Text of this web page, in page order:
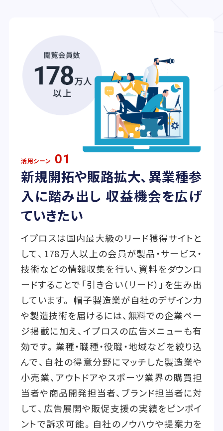
活用シーン 01
新規開拓や販路拡大、異業種参
入に踏み出し 収益機会を広げ
ていきたい
イプロスは国内最大級のリード獲得サイトと
して、178万人以上の会員が製品・サービス・
技術などの情報収集を行い、資料をダウンロ
ードすることで「引き合い（リード）」を生み出
しています。 帽子製造業が自社のデザイン力
や製造技術を届けるには、無料での企業ペー
ジ掲載に加え、イプロスの広告メニューも有
効です。業種・職種・役職・地域などを絞り込
んで、自社の得意分野にマッチした製造業や
小売業、アウトドアやスポーツ業界の購買担
当者や商品開発担当者、ブランド担当者に対
して、広告展開や販促支援の実績をピンポイ
ントで訴求可能。自社のノウハウや提案力を